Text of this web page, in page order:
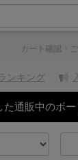
カート確認・
ランキング
通販中のボ